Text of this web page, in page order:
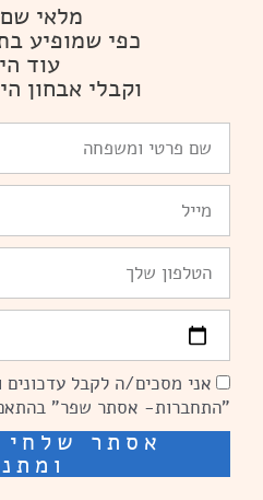
מלאי
כפי שמופיע
עוד
וקבלי אבחון
פרטי
ומשפחה
הסכמהאני מסכים/ה לקבל עדכונים
"התחברות- אסתר שפר"
אסתר שלחי